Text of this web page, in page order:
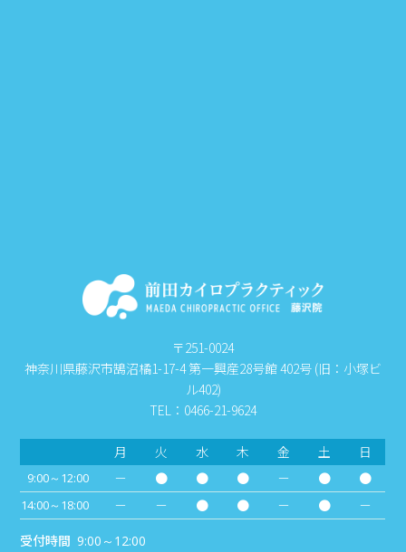
〒251-0024
神奈川県藤沢市鵠沼橘1-17-4 第一興産28号館 402号 (旧：小塚ビ
ル402)
TEL：0466-21-9624
月 火 水 木 金 土 日
9:00～12:00 － ● ● ● － ● ●
14:00～18:00 － － ● ● － ●
－
受付時間 9:00～12:00